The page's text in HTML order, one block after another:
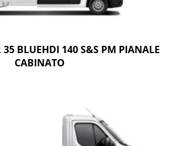
35 BLUEHDI 140 S&S PM PIANALE
CABINATO